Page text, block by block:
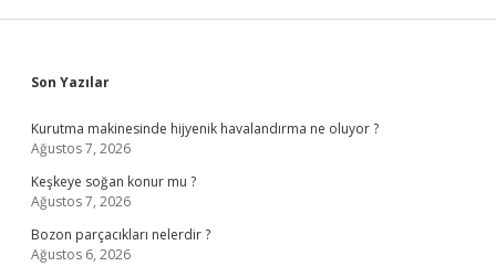
Sidebar
Son Yazılar
Kurutma makinesinde hijyenik havalandırma ne oluyor ?
Ağustos 7, 2026
Keşkeye soğan konur mu ?
Ağustos 7, 2026
Bozon parçacıkları nelerdir ?
Ağustos 6, 2026